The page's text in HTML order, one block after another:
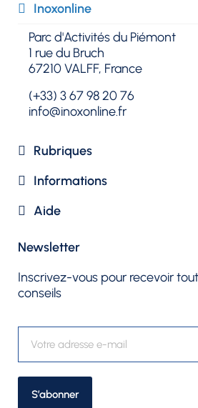
Inoxonline​
Parc d'Activités du Piémont
1 rue du Bruch
67210 VALFF, France
(+33) 3 67 98 20 76
info@inoxonline.fr
Rubriques​
Informations
Aide
Newsletter​
Inscrivez-vous pour recevoir
conseils
S’abonner